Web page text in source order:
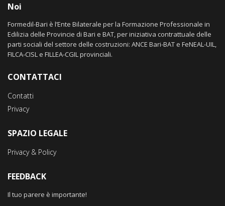
Noi
Formedil-Bari è l’Ente Bilaterale per la Formazione Professionale in
Edilizia delle Provincie di Bari e BAT, per iniziativa contrattuale delle
parti sociali del settore delle costruzioni: ANCE Bari-BAT e FeNEAL-UIL,
FILCA-CISL e FILLEA-CGIL provinciali.
CONTATTACI
Contatti
Privacy
SPAZIO LEGALE
Privacy & Policy
FEEDBACK
Il tuo parere è importante!